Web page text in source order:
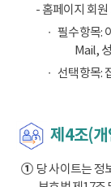
- 홈페이지 회
필수항목:
Mail,
선택항목:
제4조(개
①당 사이트는 정